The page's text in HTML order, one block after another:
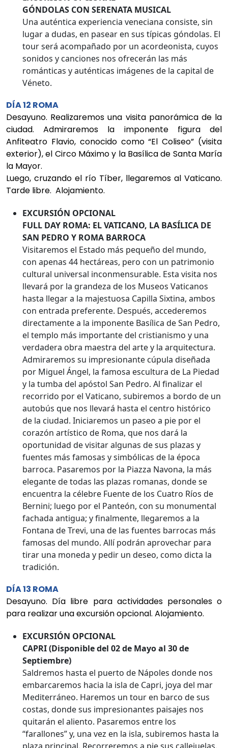
GÓNDOLAS CON SERENATA MUSICAL
Una auténtica experiencia veneciana consiste, sin
lugar a dudas, en pasear en sus típicas góndolas. El
tour será acompañado por un acordeonista, cuyos
sonidos y canciones nos ofrecerán las más
románticas y auténticas imágenes de la capital de
Véneto.
DÍA 12 ROMA
Desayuno. Realizaremos una visita panorámica de la
ciudad. Admiraremos la imponente figura del
Anfiteatro Flavio, conocido como “El Coliseo” (visita
exterior), el Circo Máximo y la Basílica de Santa María
la Mayor.
Luego, cruzando el río Tíber, llegaremos al Vaticano.
Tarde libre. Alojamiento.
EXCURSIÓN OPCIONAL
FULL DAY ROMA: EL VATICANO, LA BASÍLICA DE
SAN PEDRO Y ROMA BARROCA
Visitaremos el Estado más pequeño del mundo,
con apenas 44 hectáreas, pero con un patrimonio
cultural universal inconmensurable. Esta visita nos
llevará por la grandeza de los Museos Vaticanos
hasta llegar a la majestuosa Capilla Sixtina, ambos
con entrada preferente. Después, accederemos
directamente a la imponente Basílica de San Pedro,
el templo más importante del cristianismo y una
verdadera obra maestra del arte y la arquitectura.
Admiraremos su impresionante cúpula diseñada
por Miguel Ángel, la famosa escultura de La Piedad
y la tumba del apóstol San Pedro. Al finalizar el
recorrido por el Vaticano, subiremos a bordo de un
autobús que nos llevará hasta el centro histórico
de la ciudad. Iniciaremos un paseo a pie por el
corazón artístico de Roma, que nos dará la
oportunidad de visitar algunas de sus plazas y
fuentes más famosas y simbólicas de la época
barroca. Pasaremos por la Piazza Navona, la más
elegante de todas las plazas romanas, donde se
encuentra la célebre Fuente de los Cuatro Ríos de
Bernini; luego por el Panteón, con su monumental
fachada antigua; y finalmente, llegaremos a la
Fontana de Trevi, una de las fuentes barrocas más
famosas del mundo. Allí podrán aprovechar para
tirar una moneda y pedir un deseo, como dicta la
tradición.
DÍA 13 ROMA
Desayuno. Día libre para actividades personales o
para realizar una excursión opcional. Alojamiento.
EXCURSIÓN OPCIONAL
CAPRI (Disponible del 02 de Mayo al 30 de
Septiembre)
Saldremos hasta el puerto de Nápoles donde nos
embarcaremos hacia la isla de Capri, joya del mar
Mediterráneo. Haremos un tour en barco de sus
costas, donde sus impresionantes paisajes nos
quitarán el aliento. Pasaremos entre los
“farallones” y, una vez en la isla, subiremos hasta la